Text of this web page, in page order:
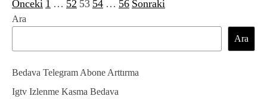
Y
a
z
ı
s
Önceki 1 … 52 53 54 … 56 Sonraki
Ara
Ara
Bedava Telegram Abone Arttırma
Igtv Izlenme Kasma Bedava